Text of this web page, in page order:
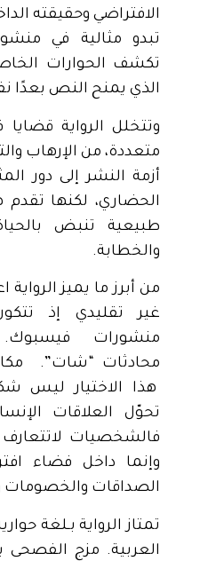
الافتراضي وحقيقته
تبدو مثالية في
تكشف الحوارات
الذي يمنح النص بعدًا
وتتخلل الرواية
متعددة، من الإرهاب
أزمة النشر إلى دور
الحضاري، لكنها تقدم
طبيعية تنبض
والخطابة.
من أبرز ما يميز
غير تقليدي إذ
منشورات فيسبوك.
محادثات “شات”.
هذا الاختيار
تحوّل العلاقات
فالشخصيات لاتتعارف
وإنما داخل فضاء
الصداقات والخصومات
تمتاز الرواية بـلغة
العربية. مزج الفصحى